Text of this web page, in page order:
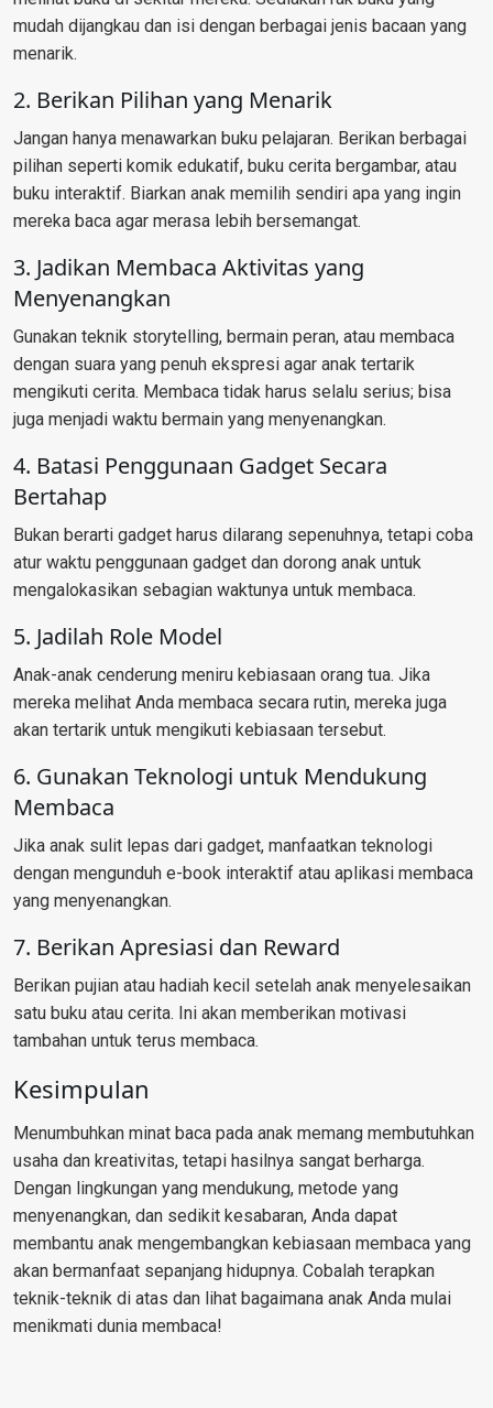
mudah dijangkau dan isi dengan berbagai jenis bacaan yang
menarik.
2. Berikan Pilihan yang Menarik
Jangan hanya menawarkan buku pelajaran. Berikan berbagai
pilihan seperti komik edukatif, buku cerita bergambar, atau
buku interaktif. Biarkan anak memilih sendiri apa yang ingin
mereka baca agar merasa lebih bersemangat.
3. Jadikan Membaca Aktivitas yang
Menyenangkan
Gunakan teknik storytelling, bermain peran, atau membaca
dengan suara yang penuh ekspresi agar anak tertarik
mengikuti cerita. Membaca tidak harus selalu serius; bisa
juga menjadi waktu bermain yang menyenangkan.
4. Batasi Penggunaan Gadget Secara
Bertahap
Bukan berarti gadget harus dilarang sepenuhnya, tetapi coba
atur waktu penggunaan gadget dan dorong anak untuk
mengalokasikan sebagian waktunya untuk membaca.
5. Jadilah Role Model
Anak-anak cenderung meniru kebiasaan orang tua. Jika
mereka melihat Anda membaca secara rutin, mereka juga
akan tertarik untuk mengikuti kebiasaan tersebut.
6. Gunakan Teknologi untuk Mendukung
Membaca
Jika anak sulit lepas dari gadget, manfaatkan teknologi
dengan mengunduh e-book interaktif atau aplikasi membaca
yang menyenangkan.
7. Berikan Apresiasi dan Reward
Berikan pujian atau hadiah kecil setelah anak menyelesaikan
satu buku atau cerita. Ini akan memberikan motivasi
tambahan untuk terus membaca.
Kesimpulan
Menumbuhkan minat baca pada anak memang membutuhkan
usaha dan kreativitas, tetapi hasilnya sangat berharga.
Dengan lingkungan yang mendukung, metode yang
menyenangkan, dan sedikit kesabaran, Anda dapat
membantu anak mengembangkan kebiasaan membaca yang
akan bermanfaat sepanjang hidupnya. Cobalah terapkan
teknik-teknik di atas dan lihat bagaimana anak Anda mulai
menikmati dunia membaca!